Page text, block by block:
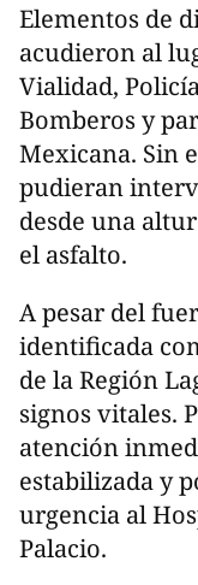
Elementos de
acudieron al
Vialidad,
Bomberos y
Mexicana. Sin
pudieran
desde una
el asfalto.
A pesar del
identificada
de la Región
signos vitales.
atención
estabilizada y
urgencia al
Palacio.